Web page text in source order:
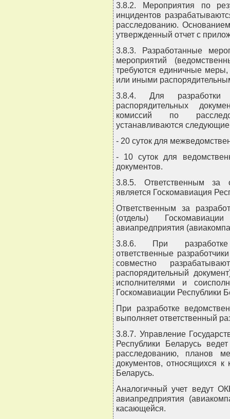
3.8.2. Мероприятия по
инцидентов
расследованию.
утвержденный отчет с
3.8.3. Разработанные
мероприятий
требуются единичные меры,
или иными
3.8.4. Для
распорядительных
комиссий по
устанавливаются следующие
- 20 суток для
- 10 суток для
документов.
3.8.5. Ответственным за
является Госкомавиация
Ответственным за
(отделы)
авиапредприятия
3.8.6. При разработке
ответственные
совместно
распорядительный
исполнителями и
Госкомавиации Республики
При разработке
выполняет ответственный
3.8.7. Управление
Республики Беларусь
расследованию, планов
документов, относящихся к
Беларусь.
Аналогичный учет ведут
авиапредприятия
касающейся.